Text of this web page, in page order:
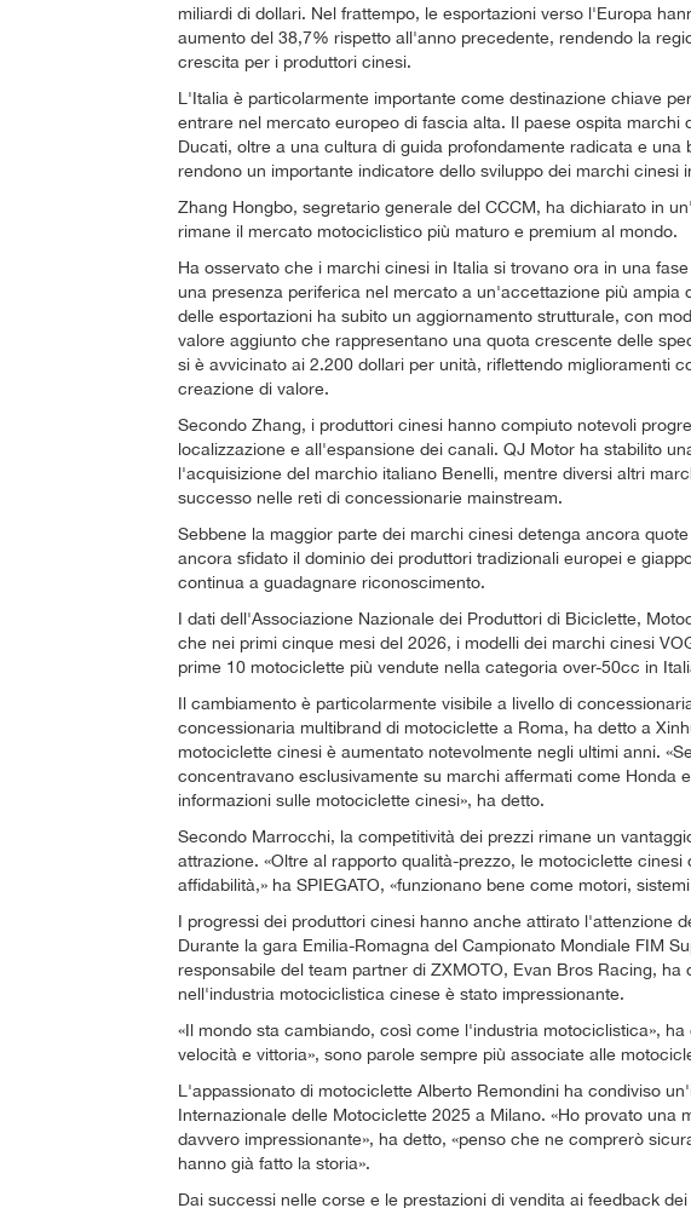
miliardi di dollari. Nel frattempo, le esportazioni verso l'Europa
aumento del 38,7% rispetto all'anno precedente, rendendo la
crescita per i produttori cinesi.
L'Italia è particolarmente importante come destinazione chiave
entrare nel mercato europeo di fascia alta. Il paese ospita marchi
Ducati, oltre a una cultura di guida profondamente radicata e
rendono un importante indicatore dello sviluppo dei marchi cinesi
Zhang Hongbo, segretario generale del CCCM, ha dichiarato in
rimane il mercato motociclistico più maturo e premium al mondo.
Ha osservato che i marchi cinesi in Italia si trovano ora in una
una presenza periferica nel mercato a un'accettazione più ampia
delle esportazioni ha subito un aggiornamento strutturale, con
valore aggiunto che rappresentano una quota crescente delle
si è avvicinato ai 2.200 dollari per unità, riflettendo miglioramenti
creazione di valore.
Secondo Zhang, i produttori cinesi hanno compiuto notevoli
localizzazione e all'espansione dei canali. QJ Motor ha stabilito
l'acquisizione del marchio italiano Benelli, mentre diversi altri
successo nelle reti di concessionarie mainstream.
Sebbene la maggior parte dei marchi cinesi detenga ancora
ancora sfidato il dominio dei produttori tradizionali europei e
continua a guadagnare riconoscimento.
I dati dell'Associazione Nazionale dei Produttori di Biciclette,
che nei primi cinque mesi del 2026, i modelli dei marchi cinesi
prime 10 motociclette più vendute nella categoria over-50cc in
Il cambiamento è particolarmente visibile a livello di
concessionaria multibrand di motociclette a Roma, ha detto a
motociclette cinesi è aumentato notevolmente negli ultimi anni.
concentravano esclusivamente su marchi affermati come Honda
informazioni sulle motociclette cinesi», ha detto.
Secondo Marrocchi, la competitività dei prezzi rimane un
attrazione. «Oltre al rapporto qualità-prezzo, le motociclette
affidabilità,» ha SPIEGATO, «funzionano bene come motori,
I progressi dei produttori cinesi hanno anche attirato l'attenzione
Durante la gara Emilia-Romagna del Campionato Mondiale FIM
responsabile del team partner di ZXMOTO, Evan Bros Racing,
nell'industria motociclistica cinese è stato impressionante.
«Il mondo sta cambiando, così come l'industria motociclistica»,
velocità e vittoria», sono parole sempre più associate alle
L'appassionato di motociclette Alberto Remondini ha condiviso
Internazionale delle Motociclette 2025 a Milano. «Ho provato una
davvero impressionante», ha detto, «penso che ne comprerò
hanno già fatto la storia».
Dai successi nelle corse e le prestazioni di vendita ai feedback